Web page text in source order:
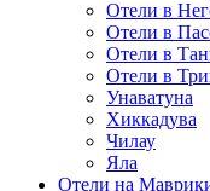
Отели в
Отели в
Отели в
Отели в
Унаватуна
Хиккадува
Чилау
Яла
Отели на